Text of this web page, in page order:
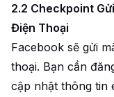
2.2 Checkpoint
Điện Thoại
Facebook sẽ gửi
thoại. Bạn cần
cập nhật thông tin